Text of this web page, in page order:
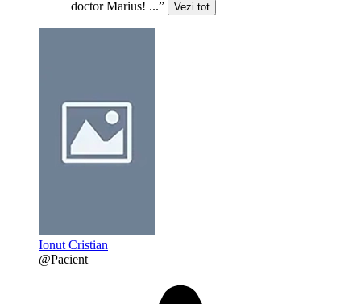
doctor Marius! ...” Vezi tot
Ionut Cristian
@Pacient